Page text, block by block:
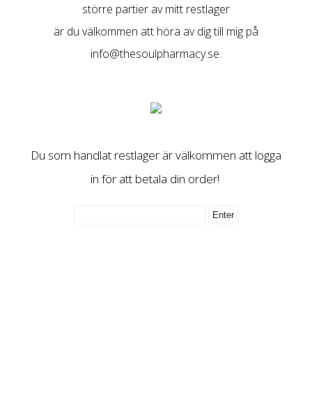
större partier av mitt restlager
är du välkommen att höra av dig till mig på
info@thesoulpharmacy.se.
Du som handlat restlager är välkommen att logga
in för att betala din order!